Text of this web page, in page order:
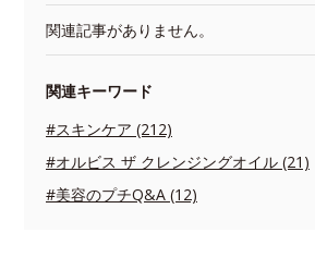
関連記事がありません。
関連キーワード
#スキンケア (212)
#オルビス ザ クレンジングオイル (21)
#美容のプチQ&A (12)